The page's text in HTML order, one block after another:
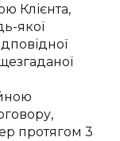
Клієнта,
якої
протягом 3